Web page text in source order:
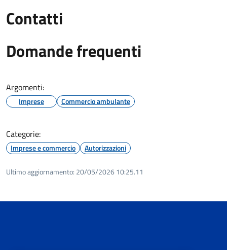
Contatti
Domande frequenti
Argomenti:
Imprese Commercio ambulante
Categorie:
Imprese e commercio Autorizzazioni
Ultimo aggiornamento: 20/05/2026 10:25.11